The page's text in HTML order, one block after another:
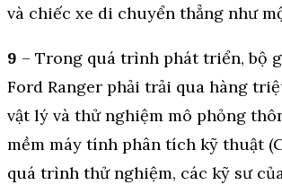
và chiếc xe di chuyển thẳng như
9 – Trong quá trình phát triển, bộ
Ford Ranger phải trải qua hàng
vật lý và thử nghiệm mô phỏng
mềm máy tính phân tích kỹ thuật
quá trình thử nghiệm, các kỹ sư